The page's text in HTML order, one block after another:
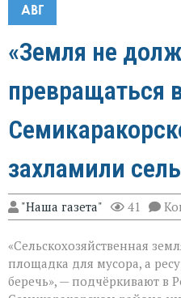
АВГ
«Земля не
превращаться
захламили
"Наша газета" 41
«Сельскохозяйственная
площадка для мусора, а
беречь», — подчёркивают в